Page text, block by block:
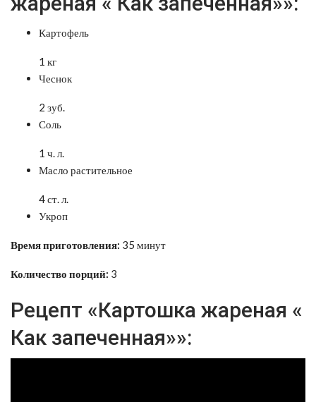
Картофель
1 кг
Чеснок
2 зуб.
Соль
1 ч. л.
Масло растительное
4 ст. л.
Укроп
Время приготовления: 35 минут
Количество порций: 3
Рецепт «Картошка жареная «
Как запеченная»»: